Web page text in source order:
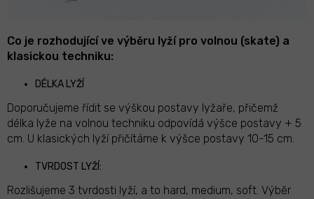
Co je rozhodující ve výběru lyží pro volnou (skate) a
klasickou techniku:
DÉLKA LYŽÍ
Doporučujeme řídit se výškou postavy lyžaře, přičemž
délka lyže na volnou techniku odpovídá výšce postavy + 5
cm. U klasických lyží přičítáme k výšce postavy 10-15 cm.
TVRDOST LYŽÍ:
Rozlišujeme 3 tvrdosti lyží, a to hard, medium, soft. Výběr